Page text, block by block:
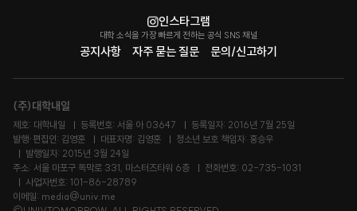
공지사항 자주 묻는 질문 문의/신고하기
인스타그램
대학 소식을 가장 빠르게 전하는 공식 SNS 채널
(주)대학내일
제호: 대학내일 등록번호: 서울 아 03647
등록일자: 2016년 7월 25일
발행·편집인: 김영훈
대표자명: 김영훈
청소년 보호 책임자: 홍승우
발행일자: 2015년 3월 24일
주소: 서울 마포구 독막로 331, 마스터즈타워 6층
전화번호: 02-735-1031
사업자번호: 101-86-28789
이메일: media@univ.me